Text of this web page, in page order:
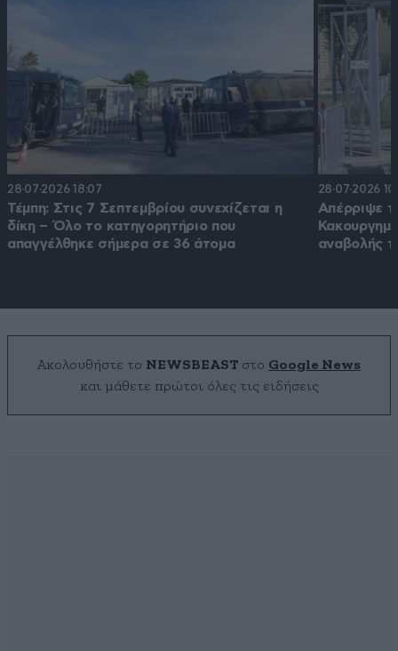
28·07·2026 18:07
Τέμπη: Στις 7 Σεπτεμβρίου συνεχίζεται η
δίκη – Όλο το κατηγορητήριο που
απαγγέλθηκε σήμερα σε 36 άτομα
28·07·2026
Απέρριψε
αναβολής
Ακολουθήστε το NEWSBEAST στο Google News
και μάθετε πρώτοι όλες τις ειδήσεις